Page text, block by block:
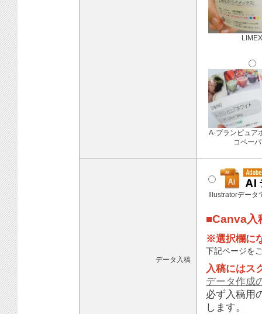
A-プランピュア
コペー
データ入稿
Illustratorデータ
■Canva入
※選択欄に
下記ページを
入稿にはス
データ作成
必ず入稿用
します。